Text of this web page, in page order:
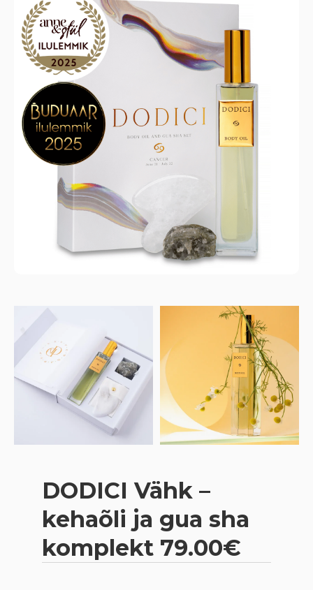
DODICI Vähk –
kehaõli ja gua sha
komplekt 79.00€